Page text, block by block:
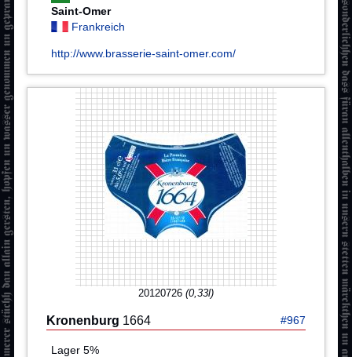
Saint-Omer
Frankreich
http://www.brasserie-saint-omer.com/
20120726 (0,33l)
Kronenburg 1664 #967
Lager 5%